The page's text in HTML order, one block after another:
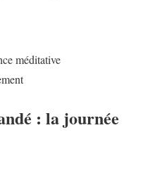
méditative
: la journée